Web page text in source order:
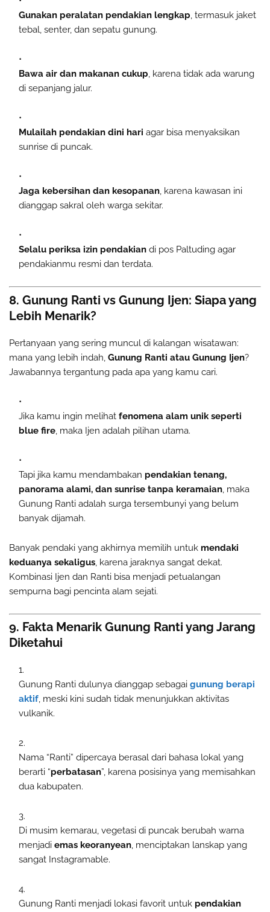
Gunakan peralatan pendakian lengkap, termasuk jaket
tebal, senter, dan sepatu gunung.
Bawa air dan makanan cukup, karena tidak ada warung
di sepanjang jalur.
Mulailah pendakian dini hari agar bisa menyaksikan
sunrise di puncak.
Jaga kebersihan dan kesopanan, karena kawasan ini
dianggap sakral oleh warga sekitar.
Selalu periksa izin pendakian di pos Paltuding agar
pendakianmu resmi dan terdata.
8. Gunung Ranti vs Gunung Ijen: Siapa yang
Lebih Menarik?
Pertanyaan yang sering muncul di kalangan wisatawan:
mana yang lebih indah, Gunung Ranti atau Gunung Ijen?
Jawabannya tergantung pada apa yang kamu cari.
Jika kamu ingin melihat fenomena alam unik seperti
blue fire, maka Ijen adalah pilihan utama.
Tapi jika kamu mendambakan pendakian tenang,
panorama alami, dan sunrise tanpa keramaian, maka
Gunung Ranti adalah surga tersembunyi yang belum
banyak dijamah.
Banyak pendaki yang akhirnya memilih untuk mendaki
keduanya sekaligus, karena jaraknya sangat dekat.
Kombinasi Ijen dan Ranti bisa menjadi petualangan
sempurna bagi pencinta alam sejati.
9. Fakta Menarik Gunung Ranti yang Jarang
Diketahui
Gunung Ranti dulunya dianggap sebagai gunung berapi
aktif, meski kini sudah tidak menunjukkan aktivitas
vulkanik.
Nama “Ranti” dipercaya berasal dari bahasa lokal yang
berarti “perbatasan”, karena posisinya yang memisahkan
dua kabupaten.
Di musim kemarau, vegetasi di puncak berubah warna
menjadi emas keoranyean, menciptakan lanskap yang
sangat Instagramable.
Gunung Ranti menjadi lokasi favorit untuk pendakian